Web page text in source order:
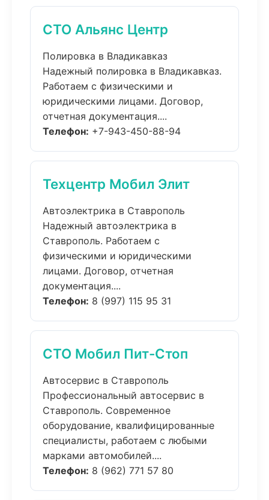
СТО Альянс Центр
Полировка в Владикавказ
Надежный полировка в Владикавказ.
Работаем с физическими и
юридическими лицами. Договор,
отчетная документация....
Телефон: +7-943-450-88-94
Техцентр Мобил Элит
Автоэлектрика в Ставрополь
Надежный автоэлектрика в
Ставрополь. Работаем с
физическими и юридическими
лицами. Договор, отчетная
документация....
Телефон: 8 (997) 115 95 31
СТО Мобил Пит-Стоп
Автосервис в Ставрополь
Профессиональный автосервис в
Ставрополь. Современное
оборудование, квалифицированные
специалисты, работаем с любыми
марками автомобилей....
Телефон: 8 (962) 771 57 80